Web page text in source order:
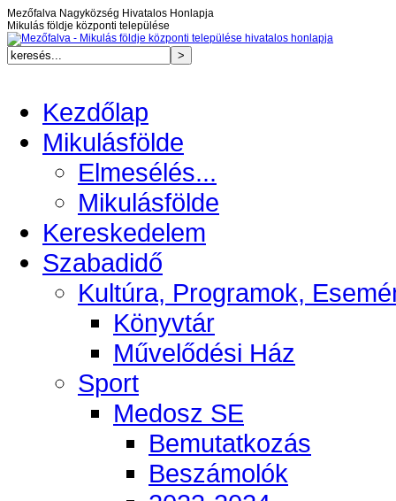
Mezőfalva Nagyközség Hivatalos Honlapja
Mikulás földje központi települése
Kezdőlap
Mikulásfölde
Elmesélés...
Mikulásfölde
Kereskedelem
Szabadidő
Kultúra, Programok,
Könyvtár
Művelődési Ház
Sport
Medosz SE
Bemutatkozás
Beszámolók